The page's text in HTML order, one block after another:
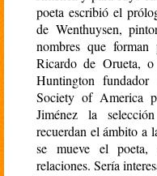
poeta escribió el
de Wenthuysen,
nombres que
Ricardo de Orueta,
Huntington
Society of America
Jiménez la
recuerdan el ámbito a
se mueve el poeta,
relaciones. Sería